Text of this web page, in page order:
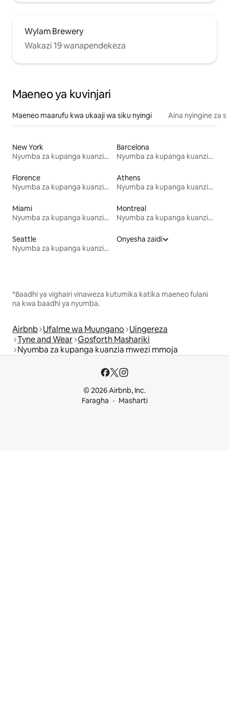
Wylam Brewery
Wakazi 19 wanapendekeza
Maeneo ya kuvinjari
Maeneo maarufu kwa ukaaji wa siku nyingi Aina nyingine za
New York
Nyumba za kupanga kuanzia mwezi mmoja
Barcelona
Nyumba za kupanga kuanzia mwezi mmoja
Florence
Nyumba za kupanga kuanzia mwezi mmoja
Athens
Nyumba za kupanga kuanzia mwezi mmoja
Miami
Nyumba za kupanga kuanzia mwezi mmoja
Montreal
Nyumba za kupanga kuanzia mwezi mmoja
Seattle
Nyumba za kupanga kuanzia mwezi mmoja
Onyesha zaidi
*Baadhi ya vighairi vinaweza kutumika katika maeneo fulani
na kwa baadhi ya nyumba.
Airbnb Ufalme wa Muungano Uingereza
Tyne and Wear Gosforth Mashariki
Nyumba za kupanga kuanzia mwezi mmoja
© 2026 Airbnb, Inc.
Faragha
Masharti